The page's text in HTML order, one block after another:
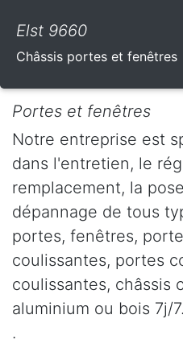
Elst 9660
Châssis portes et fenêtres
Portes et fenêtres
Notre entreprise est
dans l'entretien, le
remplacement, la
dépannage de tous
portes, fenêtres,
coulissantes, portes
coulissantes, châssis
aluminium ou bois 7j/
.